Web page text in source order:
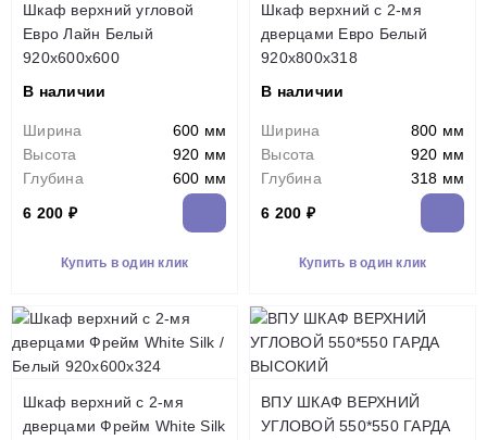
Шкаф верхний угловой
Евро Лайн Белый
920х600х600
В наличии
Ширина
600 мм
Высота
920 мм
Глубина
600 мм
6 200 ₽
Купить в один клик
Шкаф верхний с 2-мя
дверцами Евро Белый
920х800х318
В наличии
Ширина
800 мм
Высота
920 мм
Глубина
318 мм
6 200 ₽
Купить в один клик
Шкаф верхний с 2-мя
дверцами Фрейм White Silk
ВПУ ШКАФ ВЕРХНИЙ
УГЛОВОЙ 550*550 ГАРДА